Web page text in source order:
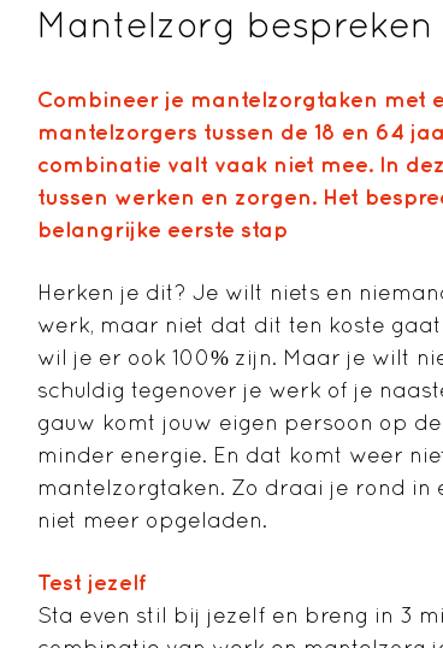
Mantelzorg
Combineer je mantelzorgtaken met
mantelzorgers tussen de 18 en 64
combinatie valt vaak niet mee. In
tussen werken en zorgen. Het
belangrijke eerste stap
Herken je dit? Je wilt niets en
werk, maar niet dat dit ten koste
wil je er ook 100% zijn. Maar je wilt
schuldig tegenover je werk of je
gauw komt jouw eigen persoon op
minder energie. En dat komt weer
mantelzorgtaken. Zo draai je rond
niet meer opgeladen.
Test jezelf
Sta even stil bij jezelf en breng in 3